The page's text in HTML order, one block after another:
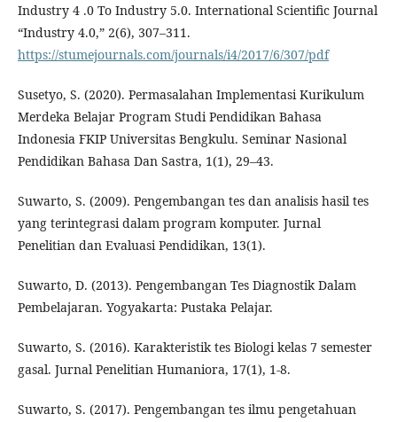
Industry 4 .0 To Industry 5.0. International Scientific Journal
“Industry 4.0,” 2(6), 307–311.
https://stumejournals.com/journals/i4/2017/6/307/pdf
Susetyo, S. (2020). Permasalahan Implementasi Kurikulum
Merdeka Belajar Program Studi Pendidikan Bahasa
Indonesia FKIP Universitas Bengkulu. Seminar Nasional
Pendidikan Bahasa Dan Sastra, 1(1), 29–43.
Suwarto, S. (2009). Pengembangan tes dan analisis hasil tes
yang terintegrasi dalam program komputer. Jurnal
Penelitian dan Evaluasi Pendidikan, 13(1).
Suwarto, D. (2013). Pengembangan Tes Diagnostik Dalam
Pembelajaran. Yogyakarta: Pustaka Pelajar.
Suwarto, S. (2016). Karakteristik tes Biologi kelas 7 semester
gasal. Jurnal Penelitian Humaniora, 17(1), 1-8.
Suwarto, S. (2017). Pengembangan tes ilmu pengetahuan